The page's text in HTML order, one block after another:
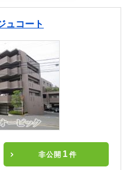
ュコート
非公開 1 件